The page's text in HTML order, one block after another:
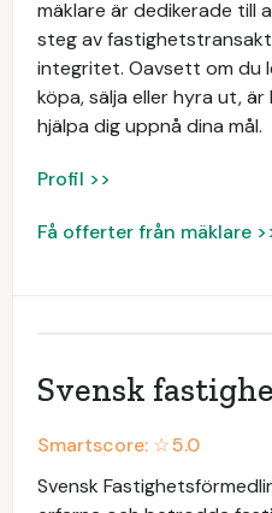
mäklare är dedikerade till
steg av
integritet. Oavsett om
köpa, sälja eller hyra ut,
hjälpa dig uppnå dina mål.
Profil >>
Få offerter från mäklare
Svensk
Smartscore: ☆5.0
Svensk